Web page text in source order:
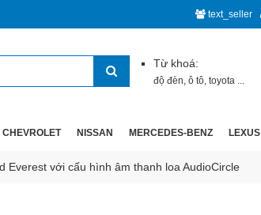
text_seller
Từ khoá:
độ đèn,ô tô,toyota ...
CHEVROLET NISSAN MERCEDES-BENZ LEXUS
Everest với cấu hình âm thanh loa AudioCircle